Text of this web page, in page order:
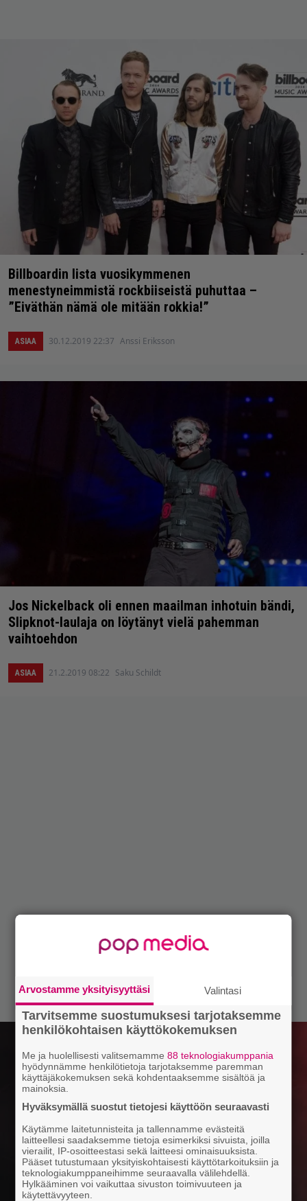
Billboardin lista vuosikymmenen
menestyneimmistä rockbiiseistä puhuttaa –
”Eiväthän nämä ole mitään rokkia!”
ASIAA 30.12.2019 22:37 Anssi Eriksson
Jos Nickelback oli ennen maailman inhotuin bändi,
Slipknot-laulaja on löytänyt vielä pahemman
vaihtoehdon
ASIAA 21.2.2019 08:22 Saku Schildt
Arvostamme yksityisyyttäsi Valintasi
Tarvitsemme suostumuksesi tarjotaksemme
henkilökohtaisen käyttökokemuksen
Me ja huolellisesti valitsemamme88 teknologiakumppania
hyödynnämme henkilötietoja tarjotaksemme paremman
käyttäjäkokemuksen sekä kohdentaaksemme sisältöä ja
mainoksia.
Hyväksymällä suostut tietojesi käyttöön seuraavasti
Käytämme laitetunnisteita ja tallennamme evästeitä
laitteellesi saadaksemme tietoja esimerkiksi sivuista, joilla
vierailit, IP-osoitteestasi sekä laitteesi ominaisuuksista.
Pääset tutustumaan yksityiskohtaisesti käyttötarkoituksiin ja
teknologiakumppaneihimme seuraavalla välilehdellä.
Hylkääminen voi vaikuttaa sivuston toimivuuteen ja
käytettävyyteen.